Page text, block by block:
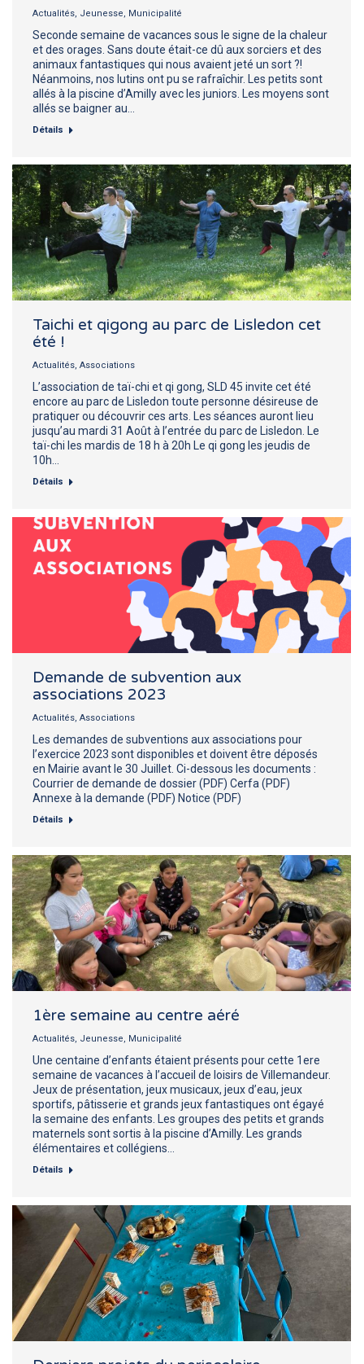
Actualités, Jeunesse, Municipalité
Seconde semaine de vacances sous le signe de la chaleur
et des orages. Sans doute était-ce dû aux sorciers et des
animaux fantastiques qui nous avaient jeté un sort ?!
Néanmoins, nos lutins ont pu se rafraîchir. Les petits sont
allés à la piscine d’Amilly avec les juniors. Les moyens sont
allés se baigner au…
Détails
Taichi et qigong au parc de Lisledon cet
été !
Actualités, Associations
L’association de taï-chi et qi gong, SLD 45 invite cet été
encore au parc de Lisledon toute personne désireuse de
pratiquer ou découvrir ces arts. Les séances auront lieu
jusqu’au mardi 31 Août à l’entrée du parc de Lisledon. Le
taï-chi les mardis de 18 h à 20h Le qi gong les jeudis de
10h…
Détails
Demande de subvention aux
associations 2023
Actualités, Associations
Les demandes de subventions aux associations pour
l’exercice 2023 sont disponibles et doivent être déposés
en Mairie avant le 30 Juillet. Ci-dessous les documents :
Courrier de demande de dossier (PDF) Cerfa (PDF)
Annexe à la demande (PDF) Notice (PDF)
Détails
1ère semaine au centre aéré
Actualités, Jeunesse, Municipalité
Une centaine d’enfants étaient présents pour cette 1ere
semaine de vacances à l’accueil de loisirs de Villemandeur.
Jeux de présentation, jeux musicaux, jeux d’eau, jeux
sportifs, pâtisserie et grands jeux fantastiques ont égayé
la semaine des enfants. Les groupes des petits et grands
maternels sont sortis à la piscine d’Amilly. Les grands
élémentaires et collégiens…
Détails